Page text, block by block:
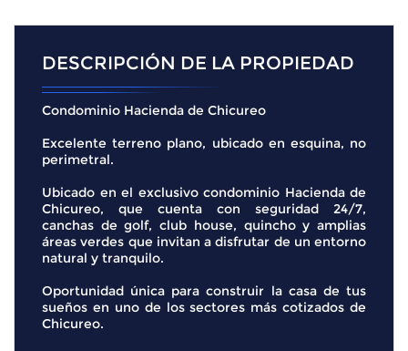
DESCRIPCIÓN DE LA PROPIEDAD
Condominio Hacienda de Chicureo
Excelente terreno plano, ubicado en esquina, no
perimetral.
Ubicado en el exclusivo condominio Hacienda de
Chicureo, que cuenta con seguridad 24/7,
canchas de golf, club house, quincho y amplias
áreas verdes que invitan a disfrutar de un entorno
natural y tranquilo.
Oportunidad única para construir la casa de tus
sueños en uno de los sectores más cotizados de
Chicureo.